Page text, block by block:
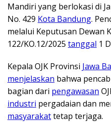
Mandiri yang berlokasi di
No. 429 Kota Bandung.
melalui Keputusan Dewan
122/KO.12/2025 tanggal 1
Kepala OJK Provinsi Jawa
menjelaskan bahwa
bagian dari pengawasan
industri pergadaian dan
masyarakattetap terjaga.